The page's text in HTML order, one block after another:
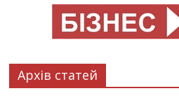
Архів статей